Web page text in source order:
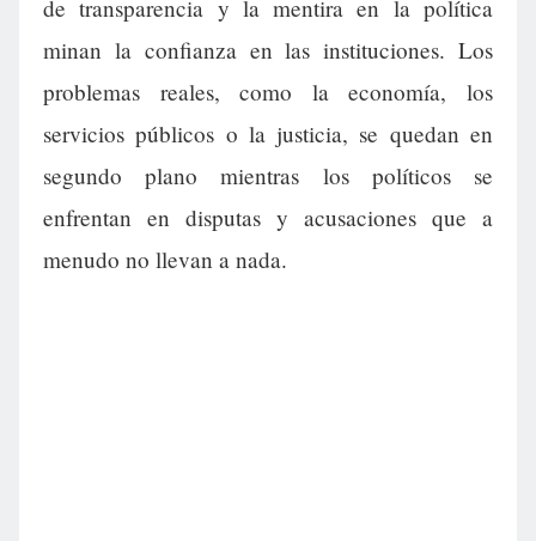
de transparencia y la mentira en la política
minan la confianza en las instituciones. Los
problemas reales, como la economía, los
servicios públicos o la justicia, se quedan en
segundo plano mientras los políticos se
enfrentan en disputas y acusaciones que a
menudo no llevan a nada.